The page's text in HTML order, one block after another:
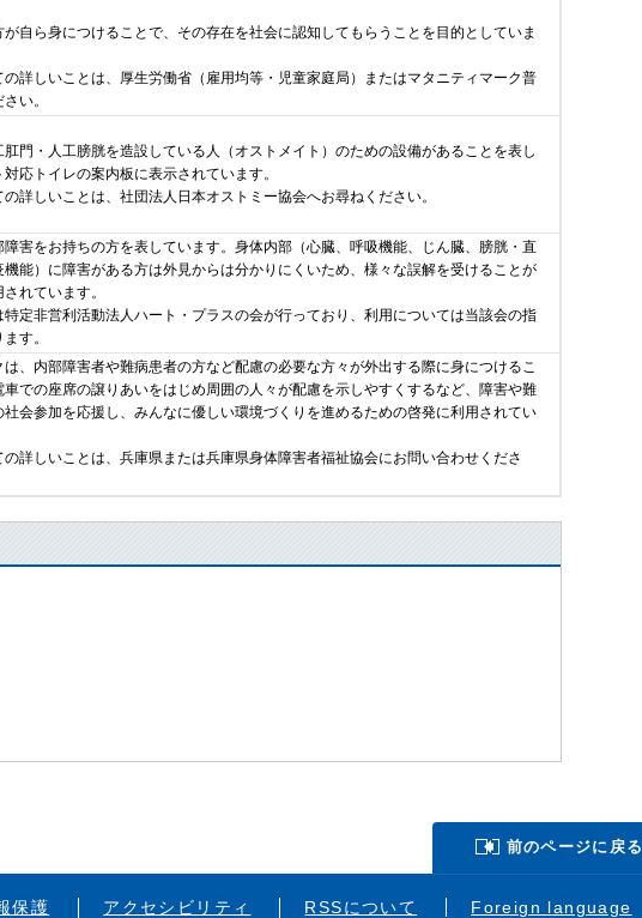
自ら身につけることで、その存在を社会に認知してもらうことを目的としていま
詳しいことは、厚生労働省（雇用均等・児童家庭局）またはマタニティマーク普
い。
門・人工膀胱を造設している人（オストメイト）のための設備があることを表し
応トイレの案内板に表示されています。
詳しいことは、社団法人日本オストミー協会へお尋ねください。
害をお持ちの方を表しています。身体内部（心臓、呼吸機能、じん臓、膀胱・直
能）に障害がある方は外見からは分かりにくいため、様々な誤解を受けることが
れています。
定非営利活動法人ハート・プラスの会が行っており、利用については当該会の指
す。
、内部障害者や難病患者の方など配慮の必要な方々が外出する際に身につけるこ
車での座席の譲りあいをはじめ周囲の人々が配慮を示しやすくするなど、障害や難
会参加を応援し、みんなに優しい環境づくりを進めるための啓発に利用されてい
詳しいことは、兵庫県または兵庫県身体障害者福祉協会にお問い合わせくださ
前のページに戻る
保護 アクセシビリティ RSSについて Foreign language